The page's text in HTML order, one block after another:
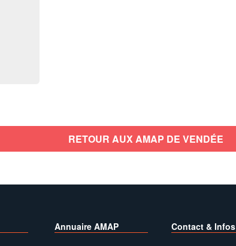
RETOUR AUX AMAP DE VENDÉE
Annuaire AMAP Contact & Infos